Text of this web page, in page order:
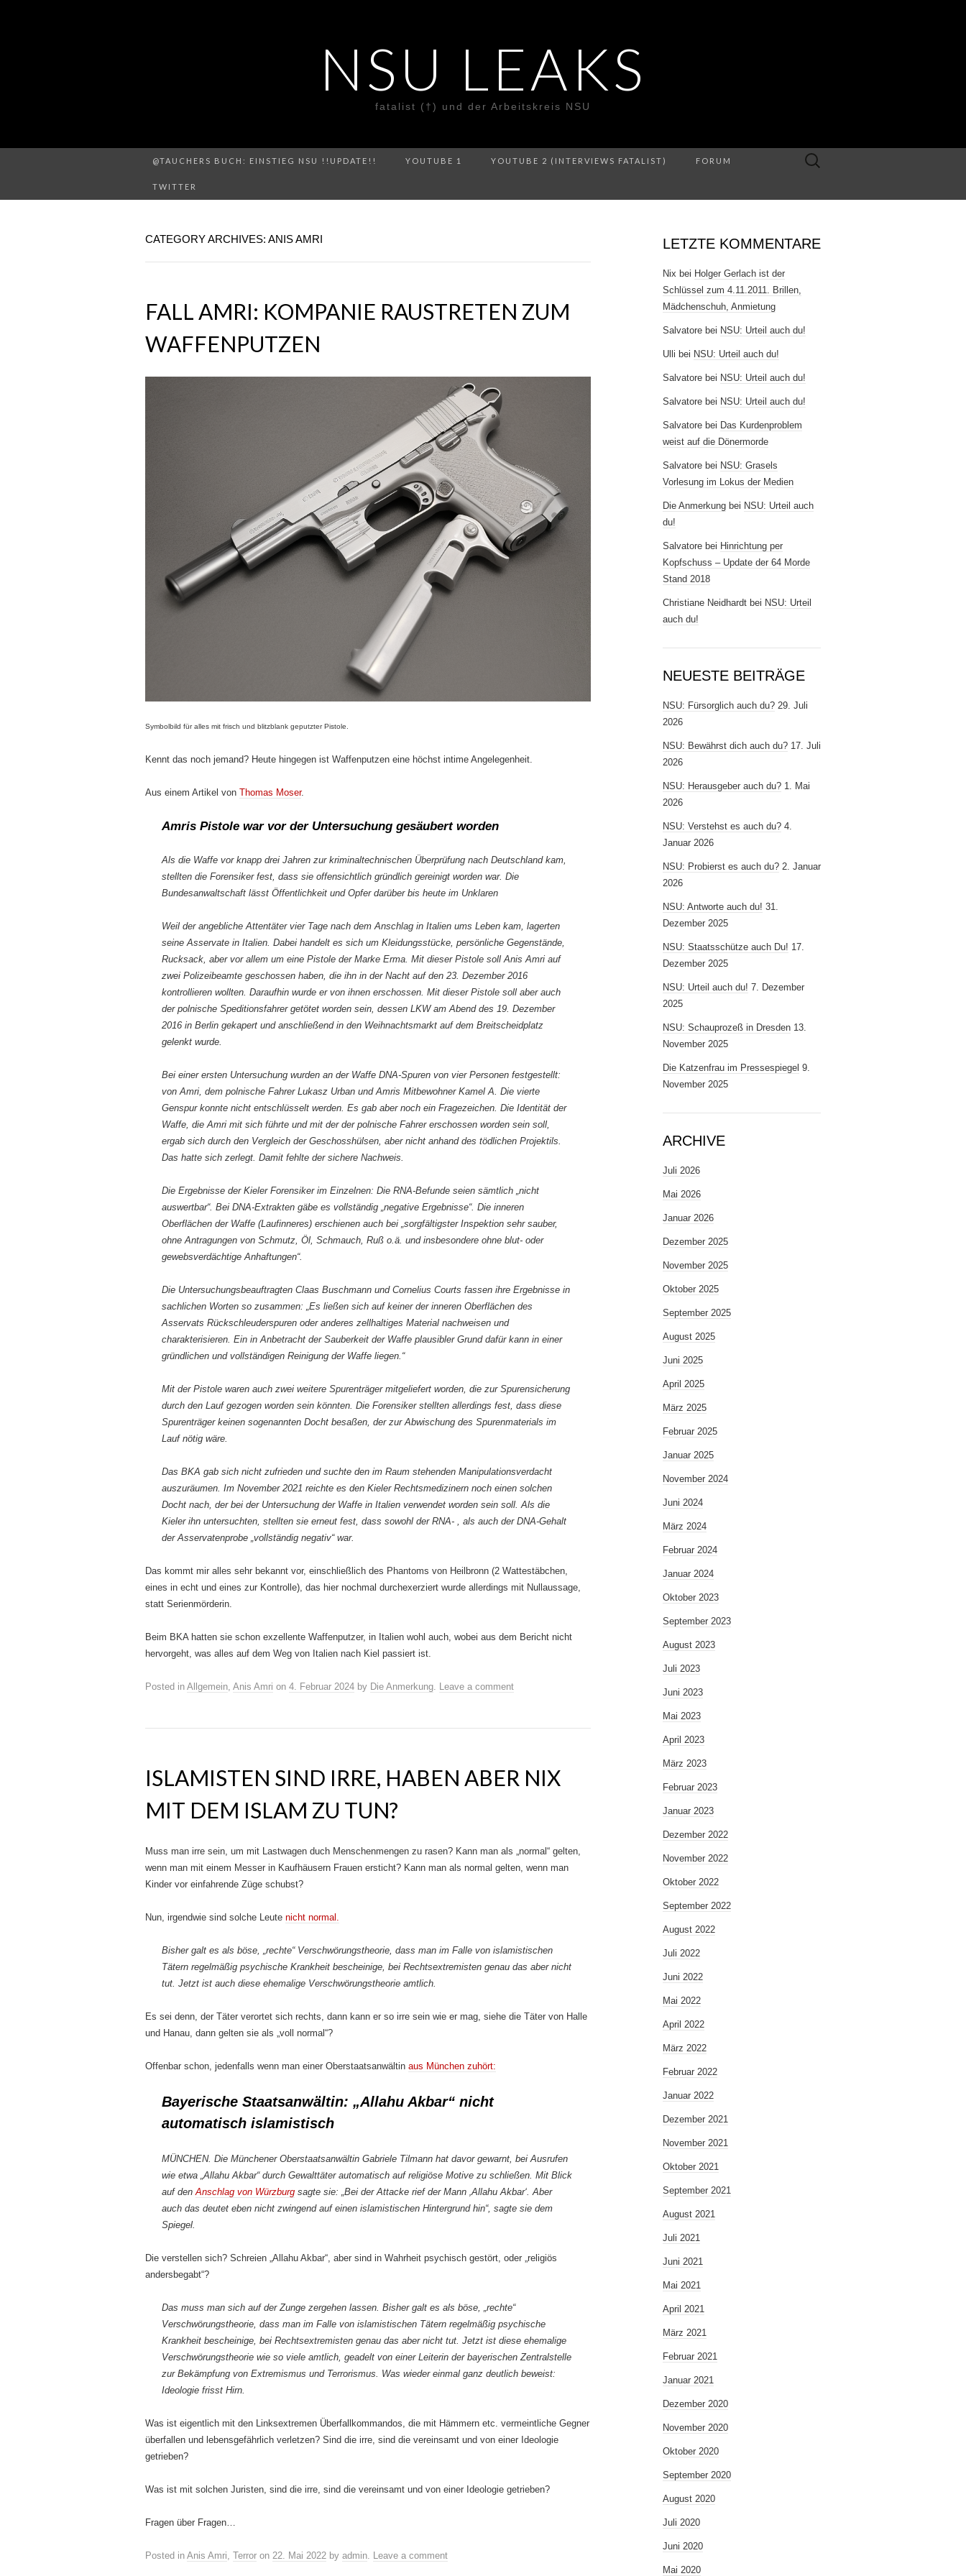
NSU LEAKS
fatalist (†) und der Arbeitskreis NSU
@TAUCHERS BUCH: EINSTIEG NSU !!UPDATE!! YOUTUBE 1 YOUTUBE 2 (INTERVIEWS FATALIST) FORUM
TWITTER
Suche
CATEGORY ARCHIVES: ANIS AMRI
FALL AMRI: KOMPANIE RAUSTRETEN ZUM
WAFFENPUTZEN
Symbolbild für alles mit frisch und blitzblank geputzter Pistole.
Kennt das noch jemand? Heute hingegen ist Waffenputzen eine höchst intime Angelegenheit.
Aus einem Artikel von Thomas Moser.
Amris Pistole war vor der Untersuchung gesäubert worden
Als die Waffe vor knapp drei Jahren zur kriminaltechnischen Überprüfung nach Deutschland kam,
stellten die Forensiker fest, dass sie offensichtlich gründlich gereinigt worden war. Die
Bundesanwaltschaft lässt Öffentlichkeit und Opfer darüber bis heute im Unklaren
Weil der angebliche Attentäter vier Tage nach dem Anschlag in Italien ums Leben kam, lagerten
seine Asservate in Italien. Dabei handelt es sich um Kleidungsstücke, persönliche Gegenstände,
Rucksack, aber vor allem um eine Pistole der Marke Erma. Mit dieser Pistole soll Anis Amri auf
zwei Polizeibeamte geschossen haben, die ihn in der Nacht auf den 23. Dezember 2016
kontrollieren wollten. Daraufhin wurde er von ihnen erschossen. Mit dieser Pistole soll aber auch
der polnische Speditionsfahrer getötet worden sein, dessen LKW am Abend des 19. Dezember
2016 in Berlin gekapert und anschließend in den Weihnachtsmarkt auf dem Breitscheidplatz
gelenkt wurde.
Bei einer ersten Untersuchung wurden an der Waffe DNA-Spuren von vier Personen festgestellt:
von Amri, dem polnische Fahrer Lukasz Urban und Amris Mitbewohner Kamel A. Die vierte
Genspur konnte nicht entschlüsselt werden. Es gab aber noch ein Fragezeichen. Die Identität der
Waffe, die Amri mit sich führte und mit der der polnische Fahrer erschossen worden sein soll,
ergab sich durch den Vergleich der Geschosshülsen, aber nicht anhand des tödlichen Projektils.
Das hatte sich zerlegt. Damit fehlte der sichere Nachweis.
Die Ergebnisse der Kieler Forensiker im Einzelnen: Die RNA-Befunde seien sämtlich „nicht
auswertbar“. Bei DNA-Extrakten gäbe es vollständig „negative Ergebnisse“. Die inneren
Oberflächen der Waffe (Laufinneres) erschienen auch bei „sorgfältigster Inspektion sehr sauber,
ohne Antragungen von Schmutz, Öl, Schmauch, Ruß o.ä. und insbesondere ohne blut- oder
gewebsverdächtige Anhaftungen“.
Die Untersuchungsbeauftragten Claas Buschmann und Cornelius Courts fassen ihre Ergebnisse in
sachlichen Worten so zusammen: „Es ließen sich auf keiner der inneren Oberflächen des
Asservats Rückschleuderspuren oder anderes zellhaltiges Material nachweisen und
charakterisieren. Ein in Anbetracht der Sauberkeit der Waffe plausibler Grund dafür kann in einer
gründlichen und vollständigen Reinigung der Waffe liegen.“
Mit der Pistole waren auch zwei weitere Spurenträger mitgeliefert worden, die zur Spurensicherung
durch den Lauf gezogen worden sein könnten. Die Forensiker stellten allerdings fest, dass diese
Spurenträger keinen sogenannten Docht besaßen, der zur Abwischung des Spurenmaterials im
Lauf nötig wäre.
Das BKA gab sich nicht zufrieden und suchte den im Raum stehenden Manipulationsverdacht
auszuräumen. Im November 2021 reichte es den Kieler Rechtsmedizinern noch einen solchen
Docht nach, der bei der Untersuchung der Waffe in Italien verwendet worden sein soll. Als die
Kieler ihn untersuchten, stellten sie erneut fest, dass sowohl der RNA- , als auch der DNA-Gehalt
der Asservatenprobe „vollständig negativ“ war.
Das kommt mir alles sehr bekannt vor, einschließlich des Phantoms von Heilbronn (2 Wattestäbchen,
eines in echt und eines zur Kontrolle), das hier nochmal durchexerziert wurde allerdings mit Nullaussage,
statt Serienmörderin.
Beim BKA hatten sie schon exzellente Waffenputzer, in Italien wohl auch, wobei aus dem Bericht nicht
hervorgeht, was alles auf dem Weg von Italien nach Kiel passiert ist.
Posted in Allgemein, Anis Amri on 4. Februar 2024 by Die Anmerkung. Leave a comment
ISLAMISTEN SIND IRRE, HABEN ABER NIX
MIT DEM ISLAM ZU TUN?
Muss man irre sein, um mit Lastwagen duch Menschenmengen zu rasen? Kann man als „normal“ gelten,
wenn man mit einem Messer in Kaufhäusern Frauen ersticht? Kann man als normal gelten, wenn man
Kinder vor einfahrende Züge schubst?
Nun, irgendwie sind solche Leute nicht normal.
Bisher galt es als böse, „rechte“ Verschwörungstheorie, dass man im Falle von islamistischen
Tätern regelmäßig psychische Krankheit bescheinige, bei Rechtsextremisten genau das aber nicht
tut. Jetzt ist auch diese ehemalige Verschwörungstheorie amtlich.
Es sei denn, der Täter verortet sich rechts, dann kann er so irre sein wie er mag, siehe die Täter von Halle
und Hanau, dann gelten sie als „voll normal“?
Offenbar schon, jedenfalls wenn man einer Oberstaatsanwältin aus München zuhört:
Bayerische Staatsanwältin: „Allahu Akbar“ nicht
automatisch islamistisch
MÜNCHEN. Die Münchener Oberstaatsanwältin Gabriele Tilmann hat davor gewarnt, bei Ausrufen
wie etwa „Allahu Akbar“ durch Gewalttäter automatisch auf religiöse Motive zu schließen. Mit Blick
auf denAnschlag von Würzburg sagte sie: „Bei der Attacke rief der Mann ‚Allahu Akbar‘. Aber
auch das deutet eben nicht zwingend auf einen islamistischen Hintergrund hin“, sagte sie dem
Spiegel.
Die verstellen sich? Schreien „Allahu Akbar“, aber sind in Wahrheit psychisch gestört, oder „religiös
andersbegabt“?
Das muss man sich auf der Zunge zergehen lassen. Bisher galt es als böse, „rechte“
Verschwörungstheorie, dass man im Falle von islamistischen Tätern regelmäßig psychische
Krankheit bescheinige, bei Rechtsextremisten genau das aber nicht tut. Jetzt ist diese ehemalige
Verschwörungstheorie wie so viele amtlich, geadelt von einer Leiterin der bayerischen Zentralstelle
zur Bekämpfung von Extremismus und Terrorismus. Was wieder einmal ganz deutlich beweist:
Ideologie frisst Hirn.
Was ist eigentlich mit den Linksextremen Überfallkommandos, die mit Hämmern etc. vermeintliche Gegner
überfallen und lebensgefährlich verletzen? Sind die irre, sind die vereinsamt und von einer Ideologie
getrieben?
Was ist mit solchen Juristen, sind die irre, sind die vereinsamt und von einer Ideologie getrieben?
Fragen über Fragen…
Posted in Anis Amri, Terror on 22. Mai 2022 by admin. Leave a comment
LETZTE KOMMENTARE
Nix bei Holger Gerlach ist der
Schlüssel zum 4.11.2011. Brillen,
Mädchenschuh, Anmietung
Salvatore bei NSU: Urteil auch du!
Ulli bei NSU: Urteil auch du!
Salvatore bei NSU: Urteil auch du!
Salvatore bei NSU: Urteil auch du!
Salvatore bei Das Kurdenproblem
weist auf die Dönermorde
Salvatore bei NSU: Grasels
Vorlesung im Lokus der Medien
Die Anmerkung bei NSU: Urteil auch
du!
Salvatore bei Hinrichtung per
Kopfschuss – Update der 64 Morde
Stand 2018
Christiane Neidhardt bei NSU: Urteil
auch du!
NEUESTE BEITRÄGE
NSU: Fürsorglich auch du? 29. Juli
2026
NSU: Bewährst dich auch du? 17. Juli
2026
NSU: Herausgeber auch du? 1. Mai
2026
NSU: Verstehst es auch du? 4.
Januar 2026
NSU: Probierst es auch du? 2. Januar
2026
NSU: Antworte auch du! 31.
Dezember 2025
NSU: Staatsschütze auch Du! 17.
Dezember 2025
NSU: Urteil auch du! 7. Dezember
2025
NSU: Schauprozeß in Dresden 13.
November 2025
Die Katzenfrau im Pressespiegel 9.
November 2025
ARCHIVE
Juli 2026
Mai 2026
Januar 2026
Dezember 2025
November 2025
Oktober 2025
September 2025
August 2025
Juni 2025
April 2025
März 2025
Februar 2025
Januar 2025
November 2024
Juni 2024
März 2024
Februar 2024
Januar 2024
Oktober 2023
September 2023
August 2023
Juli 2023
Juni 2023
Mai 2023
April 2023
März 2023
Februar 2023
Januar 2023
Dezember 2022
November 2022
Oktober 2022
September 2022
August 2022
Juli 2022
Juni 2022
Mai 2022
April 2022
März 2022
Februar 2022
Januar 2022
Dezember 2021
November 2021
Oktober 2021
September 2021
August 2021
Juli 2021
Juni 2021
Mai 2021
April 2021
März 2021
Februar 2021
Januar 2021
Dezember 2020
November 2020
Oktober 2020
September 2020
August 2020
Juli 2020
Juni 2020
Mai 2020